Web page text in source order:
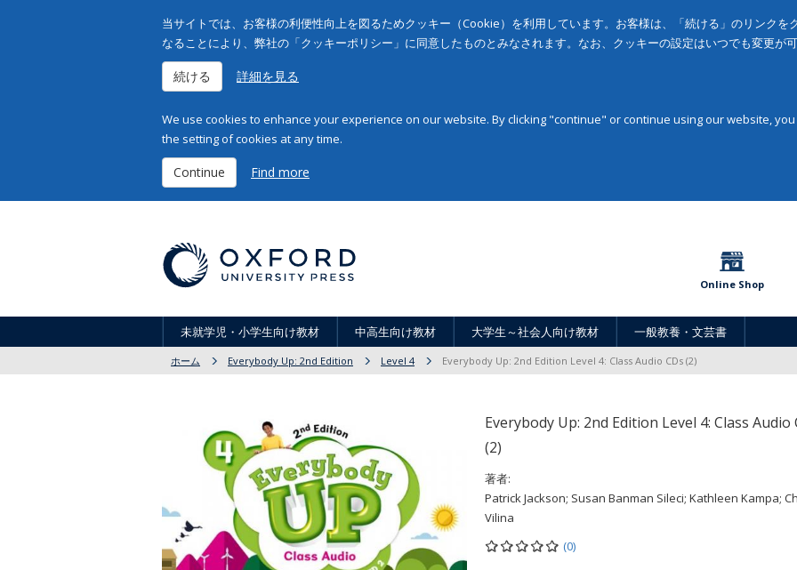
当サイトでは、お客様の利便性向上を図るためクッキー（Cookie）を利用しています。お客様は、「続ける」のリンクを
なることにより、弊社の「クッキーポリシー」に同意したものとみなされます。なお、クッキーの設定はいつでも変更が可
続ける 詳細を見る
We use cookies to enhance your experience on our website. By clicking "continue" or continue using our website,
the setting of cookies at any time.
Continue Find more
Online Shop
未就学児・小学生向け教材 中高生向け教材 大学生～社会人向け教材 一般教養・文芸書
ホーム Everybody Up: 2nd Edition Level 4 Everybody Up: 2nd Edition Level 4: Class Audio CDs (2)
Everybody Up: 2nd Edition Level 4: Class Audio
(2)
著者:
Patrick Jackson; Susan Banman Sileci; Kathleen Kampa;
Vilina
(0)